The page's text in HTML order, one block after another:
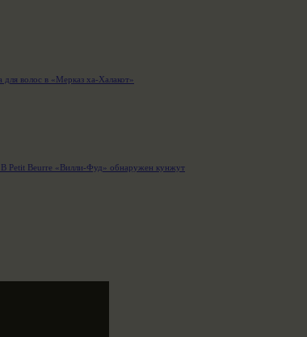
для волос в «Мерказ ха-Халакот»
В Petit Beurre «Вилли-Фуд» обнаружен кунжут